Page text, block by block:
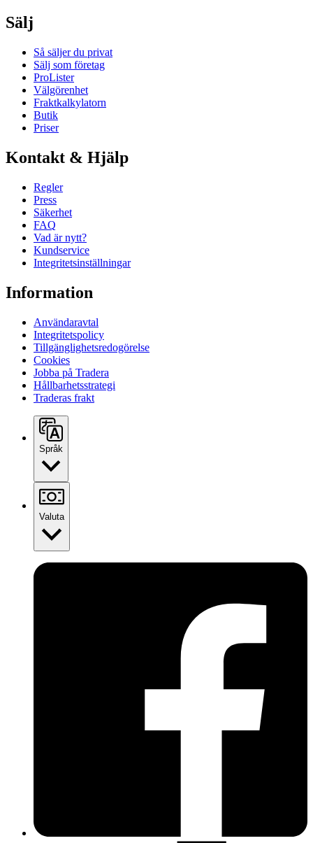
Sälj
Så säljer du privat
Sälj som företag
ProLister
Välgörenhet
Fraktkalkylatorn
Butik
Priser
Kontakt & Hjälp
Regler
Press
Säkerhet
FAQ
Vad är nytt?
Kundservice
Integritetsinställningar
Information
Användaravtal
Integritetspolicy
Tillgänglighetsredogörelse
Cookies
Jobba på Tradera
Hållbarhetsstrategi
Traderas frakt
Språk
Valuta